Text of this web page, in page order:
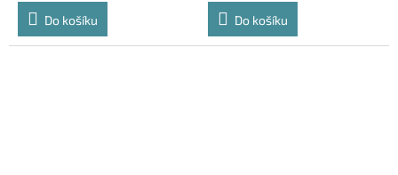
Do košíku Do košíku